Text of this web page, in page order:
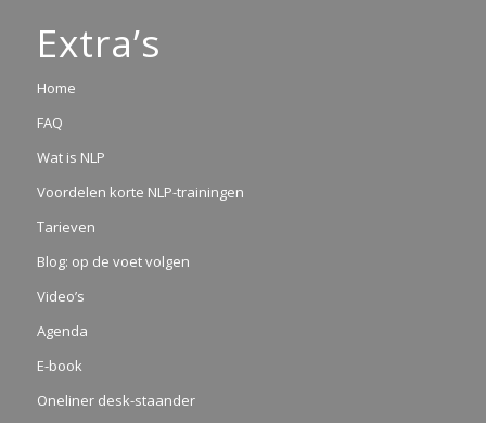
Extra’s
Home
FAQ
Wat is NLP
Voordelen korte NLP-trainingen
Tarieven
Blog: op de voet volgen
Video’s
Agenda
E-book
Oneliner desk-staander